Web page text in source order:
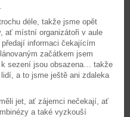
déle, takže jsme opět
ať místní organizátoři v aule
informaci čekajícím
začátkem jsem
sezení jsou obsazena… takže
a to jsme ještě ani zdaleka
jet, ať zájemci nečekají, ať
a také vyzkouší